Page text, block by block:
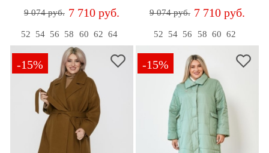
9 074 руб. 7 710 руб.
52 54 56 58 60 62 64
9 074 руб. 7 710 руб.
52 54 56 58 60 62
-15% -15%